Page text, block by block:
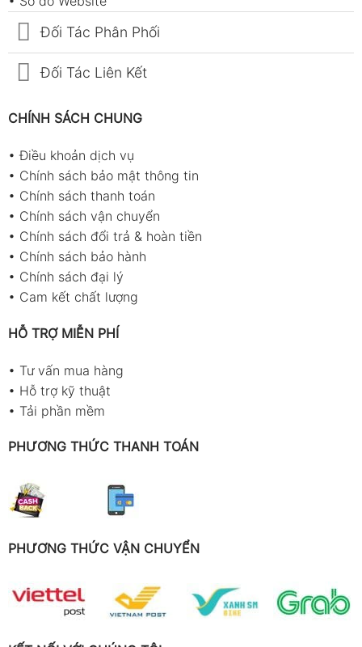
Đối Tác Phân Phối
Đối Tác Liên Kết
CHÍNH SÁCH CHUNG
•Điều khoản dịch vụ
• Chính sách bảo mật thông tin
• Chính sách thanh toán
• Chính sách vận chuyển
• Chính sách đổi trả & hoàn tiền
• Chính sách bảo hành
• Chính sách đại lý
• Cam kết chất lượng
HỖ TRỢ MIỄN PHÍ
• Tư vấn mua hàng
• Hỗ trợ kỹ thuật
• Tải phần mềm
PHƯƠNG THỨC THANH TOÁN
PHƯƠNG THỨC VẬN CHUYỂN